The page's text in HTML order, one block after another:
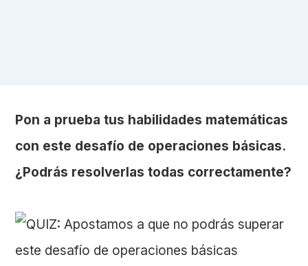
Pon a prueba tus habilidades matemáticas
con este desafío de operaciones básicas.
¿Podrás resolverlas todas correctamente?